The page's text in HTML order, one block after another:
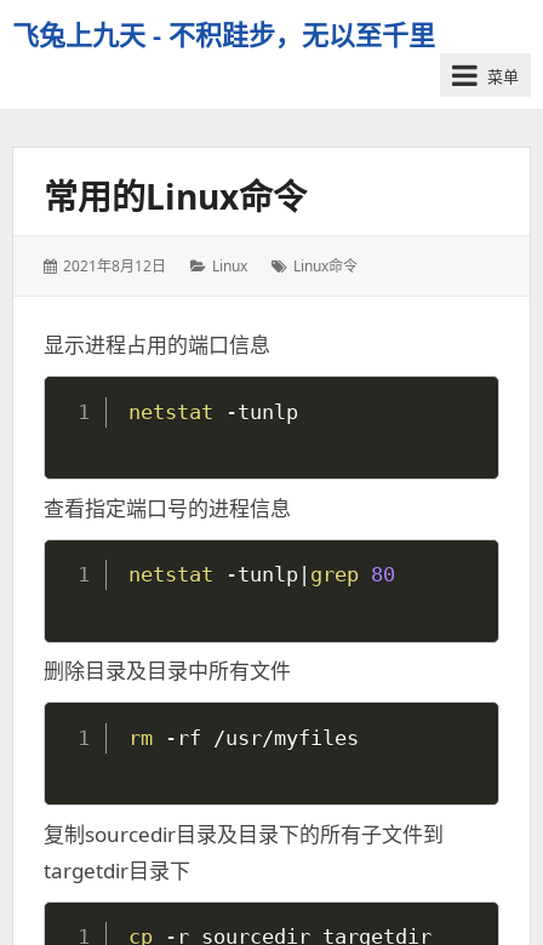
飞兔上九天 - 不积跬步，无以至千里
菜单
常用的Linux命令
发
2021年8月12日
分
Linux
标
Linux命令
显示进程占用的端口信息
netstat -tunlp
查看指定端口号的进程信息
netstat -tunlp| grep 80
删除目录及目录中所有文件
rm
复制sourcedir目录及目录下的所有子文件到
targetdir目录下
cp -r sourcedir targetdir